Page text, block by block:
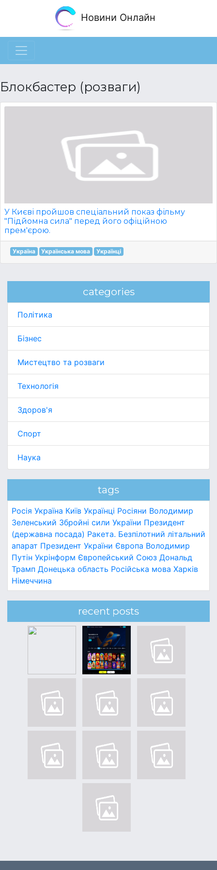
Новини Онлайн
Блокбастер (розваги)
У Києві пройшов спеціальний показ фільму
"Підйомна сила" перед його офіційною
прем'єрою.
Україна Українська мова Українці
categories
Політика
Бізнес
Мистецтво та розваги
Технологія
Здоров'я
Спорт
Наука
tags
Росія Україна Київ Українці Росіяни Володимир
Зеленський Збройні сили України Президент
(державна посада) Ракета. Безпілотний літальний
апарат Президент України Європа Володимир
Путін Укрінформ Європейський Союз Дональд
Трамп Донецька область Російська мова Харків
Німеччина
recent posts